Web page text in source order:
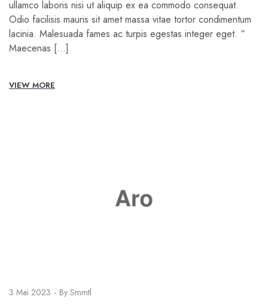
ullamco laboris nisi ut aliquip ex ea commodo consequat.
Odio facilisis mauris sit amet massa vitae tortor condimentum
lacinia. Malesuada fames ac turpis egestas integer eget. “
Maecenas […]
VIEW MORE
3 Mai 2023 By Smmtl